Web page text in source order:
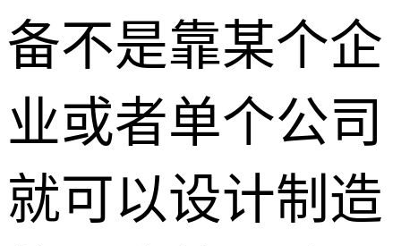
备不是靠某个企
业或者单个公司
就可以设计制造